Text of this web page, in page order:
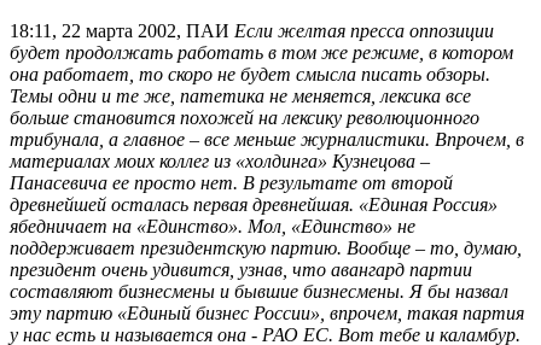
18:11, 22 марта 2002, ПАИ Если желтая пресса оппозиции
будет продолжать работать в том же режиме, в котором
она работает, то скоро не будет смысла писать обзоры.
Темы одни и те же, патетика не меняется, лексика все
больше становится похожей на лексику революционного
трибунала, а главное – все меньше журналистики. Впрочем, в
материалах моих коллег из «холдинга» Кузнецова –
Панасевича ее просто нет. В результате от второй
древнейшей осталась первая древнейшая. «Единая Россия»
ябедничает на «Единство». Мол, «Единство» не
поддерживает президентскую партию. Вообще – то, думаю,
президент очень удивится, узнав, что авангард партии
составляют бизнесмены и бывшие бизнесмены. Я бы назвал
эту партию «Единый бизнес России», впрочем, такая партия
у нас есть и называется она - РАО ЕС. Вот тебе и каламбур.